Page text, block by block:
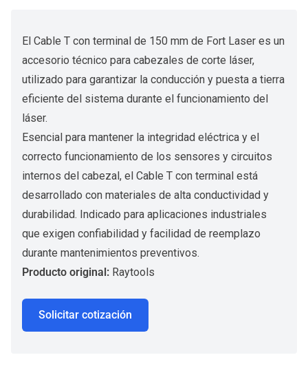
El Cable T con terminal de 150 mm de Fort Laser es un
accesorio técnico para cabezales de corte láser,
utilizado para garantizar la conducción y puesta a tierra
eficiente del sistema durante el funcionamiento del
láser.
Esencial para mantener la integridad eléctrica y el
correcto funcionamiento de los sensores y circuitos
internos del cabezal, el Cable T con terminal está
desarrollado con materiales de alta conductividad y
durabilidad. Indicado para aplicaciones industriales
que exigen confiabilidad y facilidad de reemplazo
durante mantenimientos preventivos.
Producto original: Raytools
Solicitar cotización